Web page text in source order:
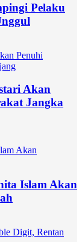
Pelaku
Akan
Jangka
Islam Akan